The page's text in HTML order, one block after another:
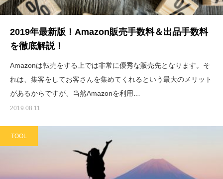
2019年最新版！Amazon販売手数料＆出品手数料
を徹底解説！
Amazonは転売をする上では非常に優秀な販売先となります。そ
れは、集客をしてお客さんを集めてくれるという最大のメリット
があるからですが、当然Amazonを利用…
2019.08.11
TOOL